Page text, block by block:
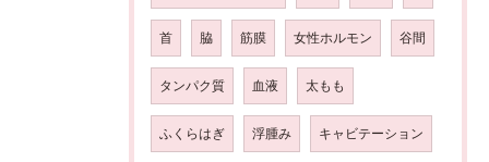
首 脇 筋膜 女性ホルモン 谷間
タンパク質 血液 太もも
ふくらはぎ 浮腫み キャビテーション